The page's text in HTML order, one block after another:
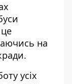
на
усіх